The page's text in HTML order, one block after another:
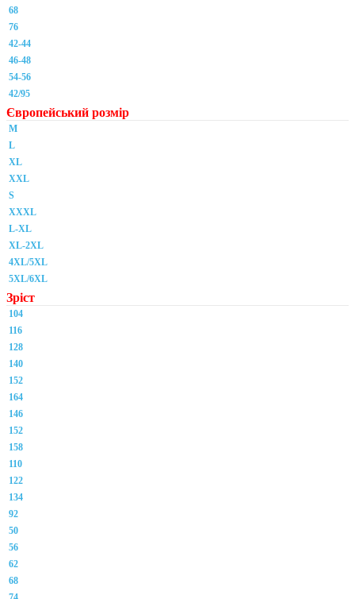
68
76
42-44
46-48
54-56
42/95
Європейський розмір
M
L
XL
XXL
S
XXXL
L-XL
XL-2XL
4XL/5XL
5XL/6XL
Зріст
104
116
128
140
152
164
146
152
158
110
122
134
92
50
56
62
68